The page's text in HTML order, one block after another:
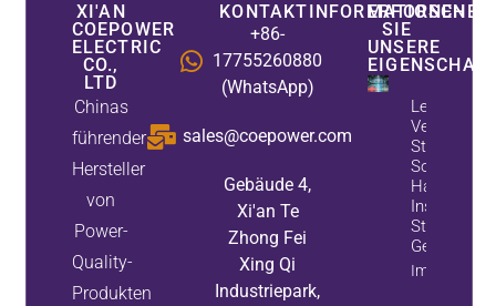
XI'AN
COEPOWER
ELECTRIC
CO.,
LTD
Chinas
führender
Hersteller
von
Power-
Quality-
Produkten
KONTAKTINFORMATIONEN
+86-
17755260880
(WhatsApp)
sales@coepower.com
Gebäude 4,
Xi'an Te
Zhong Fei
Xing Qi
Industriepark,
ERFORSCHEN
SIE
UNSERE
Leitfaden
Sollte Ein
Installiert
Statischer
Generator,